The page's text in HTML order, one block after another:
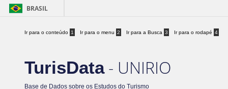
BRASIL
Ir para o conteúdo 1 Ir para o menu 2 Ir para a Busca 3 Ir para o rodapé 4
TurisData- UNIRIO
Base de Dados sobre os Estudos do Turismo